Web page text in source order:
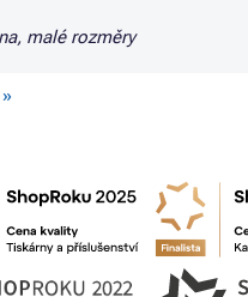
malé rozměry